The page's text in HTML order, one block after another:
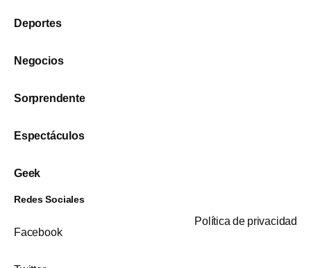
Deportes
Negocios
Sorprendente
Espectáculos
Geek
Redes Sociales
Facebook
Política de privacidad